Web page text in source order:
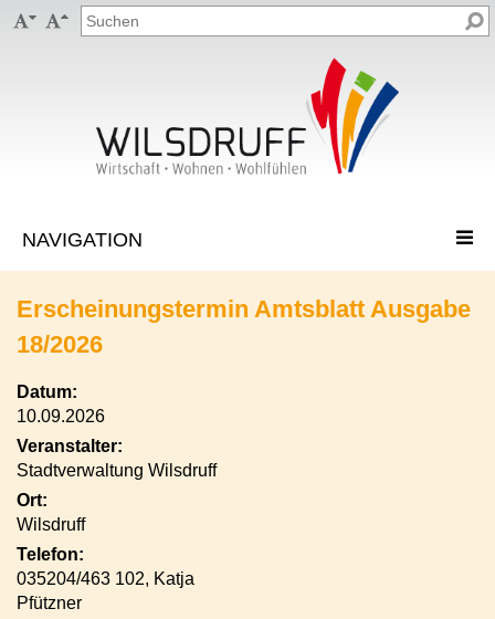
 
Erscheinungstermin Amtsblatt Ausgabe
18/2026
Datum:
10.09.2026
Veranstalter:
Stadtverwaltung Wilsdruff
Ort:
Wilsdruff
Telefon:
035204/463 102, Katja
Pfützner